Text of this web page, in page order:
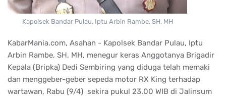
Kapolsek Bandar Pulau, Iptu Arbin Rambe, SH, MH
KabarMania.com, Asahan - Kapolsek Bandar Pulau, Iptu
Arbin Rambe, SH, MH, menegur keras Anggotanya Brigadir
Kepala (Bripka) Dedi Sembiring yang diduga telah memaki
dan menggeber-geber sepeda motor RX King terhadap
wartawan, Rabu (9/4) sekira pukul 23.00 WIB di Jalinsum